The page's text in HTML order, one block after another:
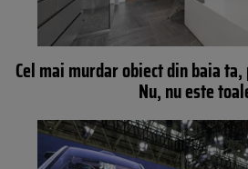
Cel mai murdar obiect din baia
Nu, nu este